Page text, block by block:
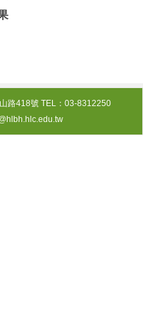
路418號 TEL：03-8312250